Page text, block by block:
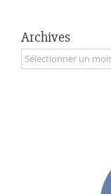
Archives
Archives